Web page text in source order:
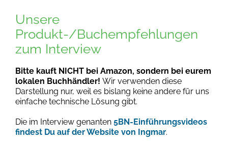
Unsere
Produkt-/Buchempfehlungen
zum Interview
Bitte kauft NICHT bei Amazon, sondern bei eurem
lokalen Buchhändler! Wir verwenden diese
Darstellung nur, weil es bislang keine andere für uns
einfache technische Lösung gibt.
Die im Interview genanten 5BN-Einführungsvideos
findest Du auf der Website von Ingmar.